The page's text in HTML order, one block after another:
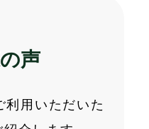
声
用いただいた